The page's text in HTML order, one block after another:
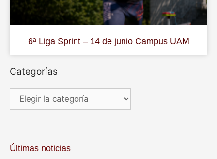
6ª Liga Sprint – 14 de junio Campus UAM
Categorías
Últimas noticias